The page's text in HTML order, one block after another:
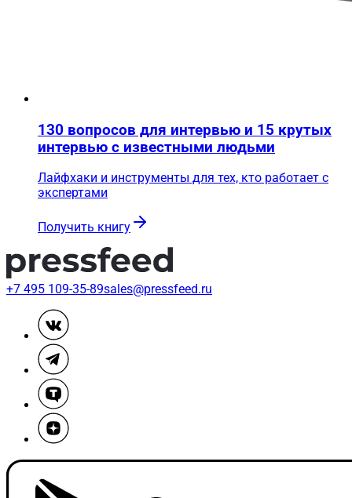
130 вопросов для интервью и 15 крутых
интервью с известными людьми
Лайфхаки и инструменты для тех, кто работает с
экспертами
Получить книгу
+7 495 109-35-89sales@pressfeed.ru